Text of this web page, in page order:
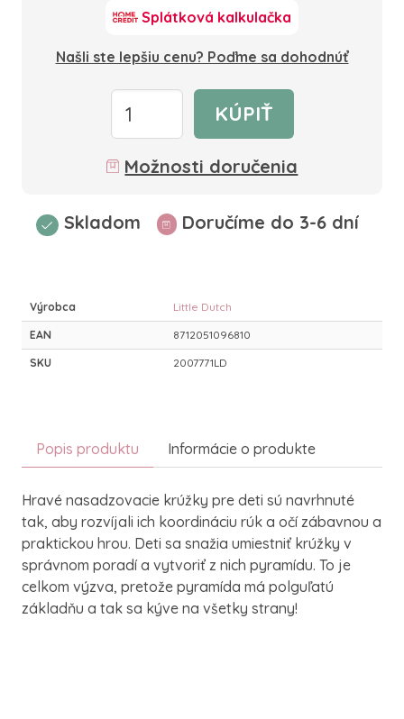
Splátková kalkulačka
Našli ste lepšiu cenu? Poďme sa dohodnúť
KÚPIŤ
Možnosti doručenia
Skladom Doručíme do 3-6 dní
Výrobca Little Dutch
EAN 8712051096810
SKU 2007771LD
Popis produktu Informácie o produkte
Hravé nasadzovacie krúžky pre deti sú navrhnuté
tak, aby rozvíjali ich koordináciu rúk a očí zábavnou a
praktickou hrou. Deti sa snažia umiestniť krúžky v
správnom poradí a vytvoriť z nich pyramídu. To je
celkom výzva, pretože pyramída má polguľatú
základňu a tak sa kýve na všetky strany!